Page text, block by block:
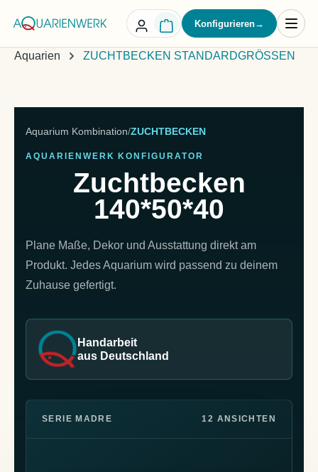
springen
Konfigurieren→
Aquarien ZUCHTBECKEN STANDARDGRÖSSEN
Aquarium Kombination/ZUCHTBECKEN
AQUARIENWERK KONFIGURATOR
Zuchtbecken
140*50*40
Plane Maße, Dekor und Ausstattung direkt am
Produkt. Jedes Aquarium wird passend zu deinem
Zuhause gefertigt.
Handarbeit
aus Deutschland
SERIE MADRE 12 ANSICHTEN